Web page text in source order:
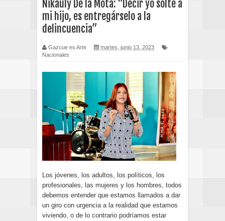
Nikauly De la Mota: “Decir yo solté a
mi hijo, es entregárselo a la
delincuencia”
Gazcue es Arte
martes, junio 13, 2023
Nacionales
Los jóvenes, los adultos, los políticos, los
profesionales, las mujeres y los hombres, todos
debemos entender que estamos llamados a dar
un giro con urgencia a la realidad que estamos
viviendo, o de lo contrario podríamos estar